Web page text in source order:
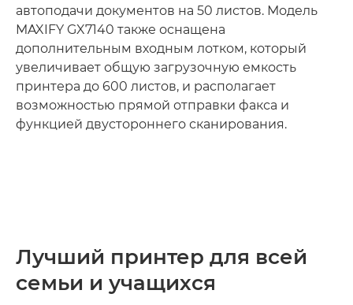
автоподачи документов на 50 листов. Модель
MAXIFY GX7140 также оснащена
дополнительным входным лотком, который
увеличивает общую загрузочную емкость
принтера до 600 листов, и располагает
возможностью прямой отправки факса и
функцией двустороннего сканирования.
Лучший принтер для всей
семьи и учащихся